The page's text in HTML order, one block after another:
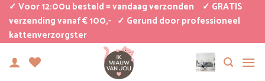
naar
inhoud
✓ Voor 12:00u besteld = vandaag verzonden
✓ GRATIS
verzending vanaf € 100,- ✓ Gerund door professioneel
kattenverzorgster